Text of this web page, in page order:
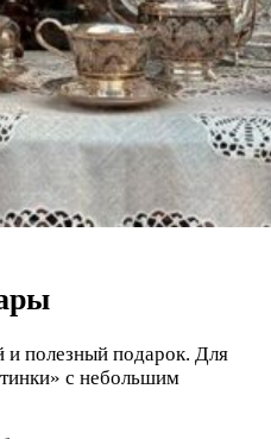
и полезный подарок. Для
с небольшим